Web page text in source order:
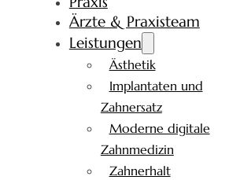
Ärzte & Praxisteam
Leistungen
Ästhetik
Implantaten und
Zahnersatz
Moderne digitale
Zahnmedizin
Zahnerhalt